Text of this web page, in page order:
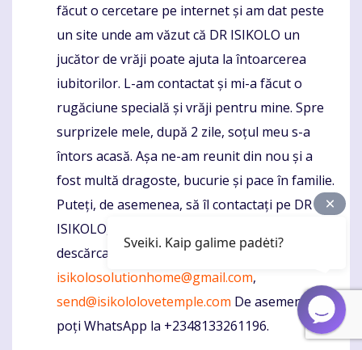
făcut o cercetare pe internet și am dat peste
un site unde am văzut că DR ISIKOLO un
jucător de vrăji poate ajuta la întoarcerea
iubitorilor. L-am contactat și mi-a făcut o
rugăciune specială și vrăji pentru mine. Spre
surprizele mele, după 2 zile, soțul meu s-a
întors acasă. Așa ne-am reunit din nou și a
fost multă dragoste, bucurie și pace în familie.
Puteți, de asemenea, să îl contactați pe DR
ISIKOLO, un puternic instrument de
descărcare pentru soluții la contactul său:
isikolosolutionhome@gmail.com,
send@isikololovetemple.com De asemenea, îl
poți WhatsApp la +2348133261196.
Sveiki. Kaip galime padėti?